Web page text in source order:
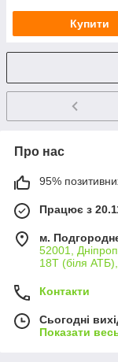
Купити
Про нас
95%
Працює з
м.
52001,
18Т (біля
Контакти
Сьогодні
Показати